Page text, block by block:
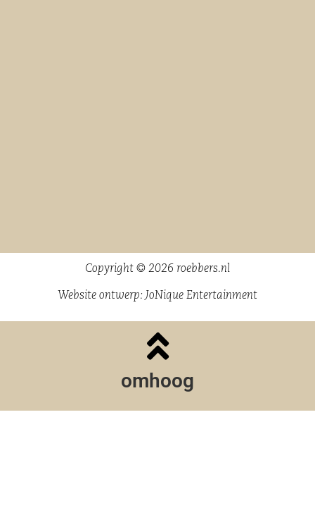
Copyright © 2026 roebbers.nl
Website ontwerp: JoNique Entertainment
omhoog